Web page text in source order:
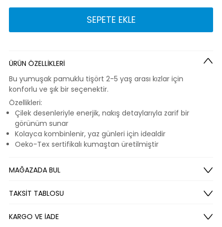
SEPETE EKLE
ÜRÜN ÖZELLİKLERİ
Bu yumuşak pamuklu tişört 2-5 yaş arası kızlar için
konforlu ve şık bir seçenektir.
Özellikleri:
Çilek desenleriyle enerjik, nakış detaylarıyla zarif bir
görünüm sunar
Kolayca kombinlenir, yaz günleri için idealdir
Oeko-Tex sertifikalı kumaştan üretilmiştir
MAĞAZADA BUL
TAKSİT TABLOSU
KARGO VE İADE